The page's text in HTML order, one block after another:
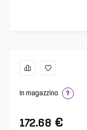
In magazzino ?
172.68 €